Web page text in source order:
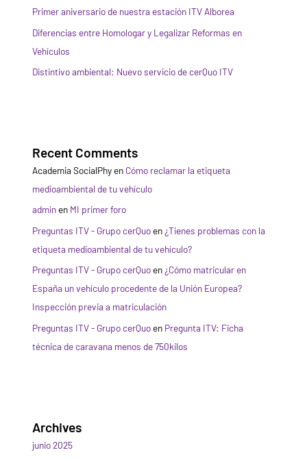
Primer aniversario de nuestra estación ITV Alborea
Diferencias entre Homologar y Legalizar Reformas en
Vehículos
Distintivo ambiental: Nuevo servicio de cerQuo ITV
Recent Comments
Academia SocialPhyen Cómo reclamar la etiqueta
medioambiental de tu vehículo
adminen MI primer foro
Preguntas ITV - Grupo cerQuoen ¿Tienes problemas con la
etiqueta medioambiental de tu vehículo?
Preguntas ITV - Grupo cerQuoen ¿Cómo matricular en
España un vehículo procedente de la Unión Europea?
Inspección previa a matriculación
Preguntas ITV - Grupo cerQuoen Pregunta ITV: Ficha
técnica de caravana menos de 750kilos
Archives
junio 2025